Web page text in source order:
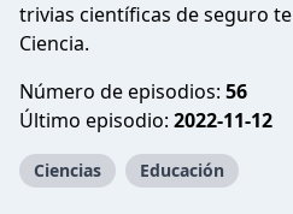
trivias científicas de seguro
Ciencia.
Número de episodios: 56
Último episodio: 2022-11-12
Ciencias Educación